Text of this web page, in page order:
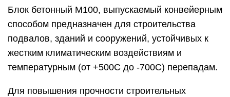
Блок бетонный М100, выпускаемый конвейерным
способом предназначен для строительства
подвалов, зданий и сооружений, устойчивых к
жестким климатическим воздействиям и
температурным (от +500С до -700С) перепадам.
Для повышения прочности строительных